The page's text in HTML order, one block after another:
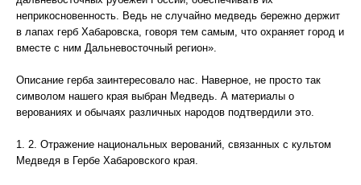
неприкосновенность. Ведь не случайно медведь бережно держит
в лапах герб Хабаровска, говоря тем самым, что охраняет город и
вместе с ним Дальневосточный регион».
Описание герба заинтересовало нас. Наверное, не просто так
символом нашего края выбран Медведь. А материалы о
верованиях и обычаях различных народов подтвердили это.
1. 2. Отражение национальных верований, связанных с культом
Медведя в Гербе Хабаровского края.